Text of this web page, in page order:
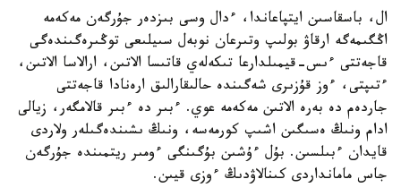
ال، باسقاسىن ايتپاعاندا، ءدال وسى بىزدەر جۇرگەن مەكەمە
اڭگىمەگە ارقاۋ بولىپ وتىرعان نوبەل سىيلىعى توڭىرەگىندەگى
قاجەتتى ءىس-قيمىلدارعا تىكەلەي قاتىسا الاتىن، ارالاسا الاتىن،
ءتىپتى، ءوز قۇزىرى شەگىندە حالىقارالىق ارەنادا قاجەتتى
جاردەم دە بەرە الاتىن مەكەمە عوي. ءبىر دە ءبىر قالامگەر، زيالى
ادام ونىڭ ەسىگىن اشىپ كورمەسە، ونىڭ ىشىندەگىلەر ولاردى
قايدان ءبىلسىن. بۇل ءۇشىن بۇگىنگى ءومىر ريتمىندە جۇرگەن
جاس مامانداردى كىنالاۋدىڭ ءوزى قيىن.